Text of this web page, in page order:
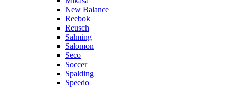
New Balance
Reebok
Reusch
Salming
Salomon
Seco
Soccer
Spalding
Speedo